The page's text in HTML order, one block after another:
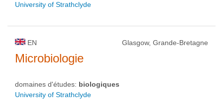
University of Strathclyde
EN Glasgow, Grande-Bretagne
Microbiologie
domaines d'études: biologiques
University of Strathclyde